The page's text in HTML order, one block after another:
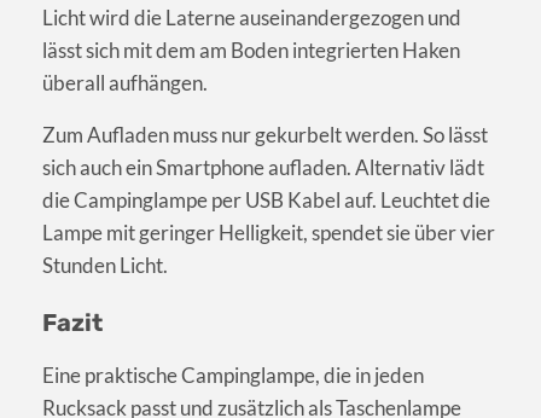
Licht wird die Laterne auseinandergezogen und
lässt sich mit dem am Boden integrierten Haken
überall aufhängen.
Zum Aufladen muss nur gekurbelt werden. So lässt
sich auch ein Smartphone aufladen. Alternativ lädt
die Campinglampe per USB Kabel auf. Leuchtet die
Lampe mit geringer Helligkeit, spendet sie über vier
Stunden Licht.
Fazit
Eine praktische Campinglampe, die in jeden
Rucksack passt und zusätzlich als Taschenlampe